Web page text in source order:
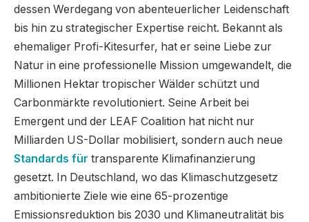
dessen Werdegang von abenteuerlicher Leidenschaft
bis hin zu strategischer Expertise reicht. Bekannt als
ehemaliger Profi-Kitesurfer, hat er seine Liebe zur
Natur in eine professionelle Mission umgewandelt, die
Millionen Hektar tropischer Wälder schützt und
Carbonmärkte revolutioniert. Seine Arbeit bei
Emergent und der LEAF Coalition hat nicht nur
Milliarden US-Dollar mobilisiert, sondern auch neue
Standards für transparente Klimafinanzierung
gesetzt. In Deutschland, wo das Klimaschutzgesetz
ambitionierte Ziele wie eine 65-prozentige
Emissionsreduktion bis 2030 und Klimaneutralität bis